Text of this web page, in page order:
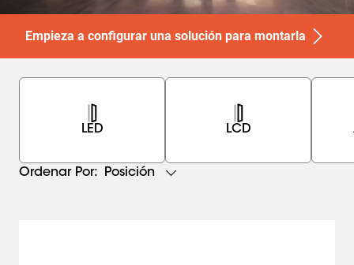
Empieza a configurar una solución para montarla
LED LCD
Ordenar Por: Posición